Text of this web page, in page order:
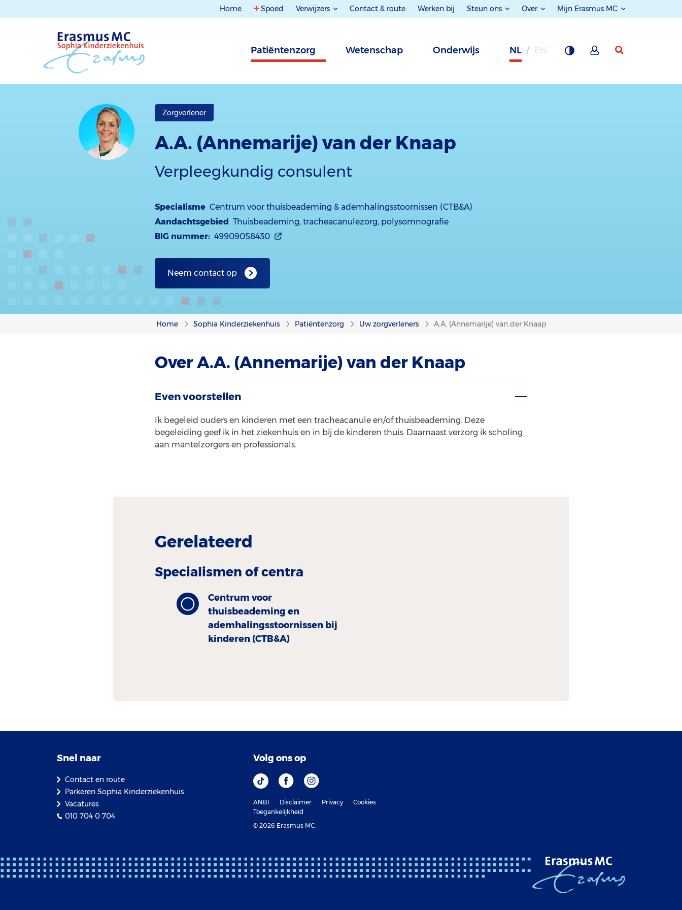
Home Spoed Verwijzers Contact & route Werken bij Steun ons Over Mijn Erasmus MC
Patiëntenzorg Wetenschap Onderwijs NL
Zorgverlener
A.A. (Annemarije) van der Knaap
Verpleegkundig consulent
Specialisme Centrum voor thuisbeademing & ademhalingsstoornissen (CTB&A)
Aandachtsgebied Thuisbeademing, tracheacanulezorg, polysomnografie
BIG nummer: 49909058430
Neem contact op
Home Sophia Kinderziekenhuis Patiëntenzorg Uw zorgverleners A.A. (Annemarije) van der Knaap
Over A.A. (Annemarije) van der Knaap
Even voorstellen
Ik begeleid ouders en kinderen met een tracheacanule en/of thuisbeademing. Deze
begeleiding geef ik in het ziekenhuis en in bij de kinderen thuis. Daarnaast verzorg ik scholing
aan mantelzorgers en professionals.
Gerelateerd
Specialismen of centra
Centrum voor
thuisbeademing en
ademhalingsstoornissen bij
kinderen (CTB&A)
Snel naar
Contact en route
Parkeren Sophia Kinderziekenhuis
Vacatures
010 704 0 704
Volg ons op
ANBI Disclaimer Privacy
Cookies
Toegankelijkheid
© 2026 Erasmus MC.